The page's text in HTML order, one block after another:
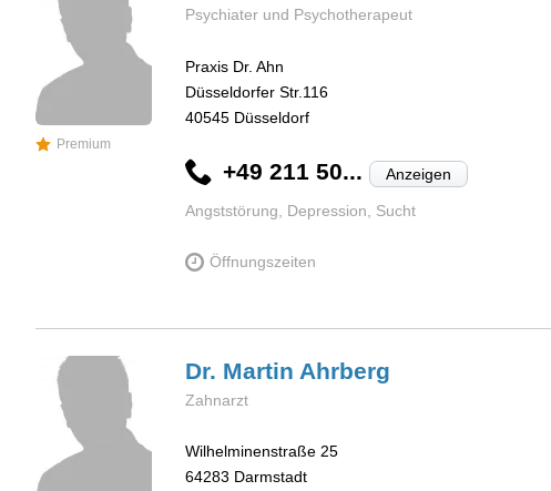
Premium
Psychiater und Psychotherapeut
Praxis Dr. Ahn
Düsseldorfer Str.116
40545 Düsseldorf
+49 211 50... Anzeigen
Angststörung, Depression, Sucht
Öffnungszeiten
Dr. Martin Ahrberg
Zahnarzt
Wilhelminenstraße 25
64283 Darmstadt